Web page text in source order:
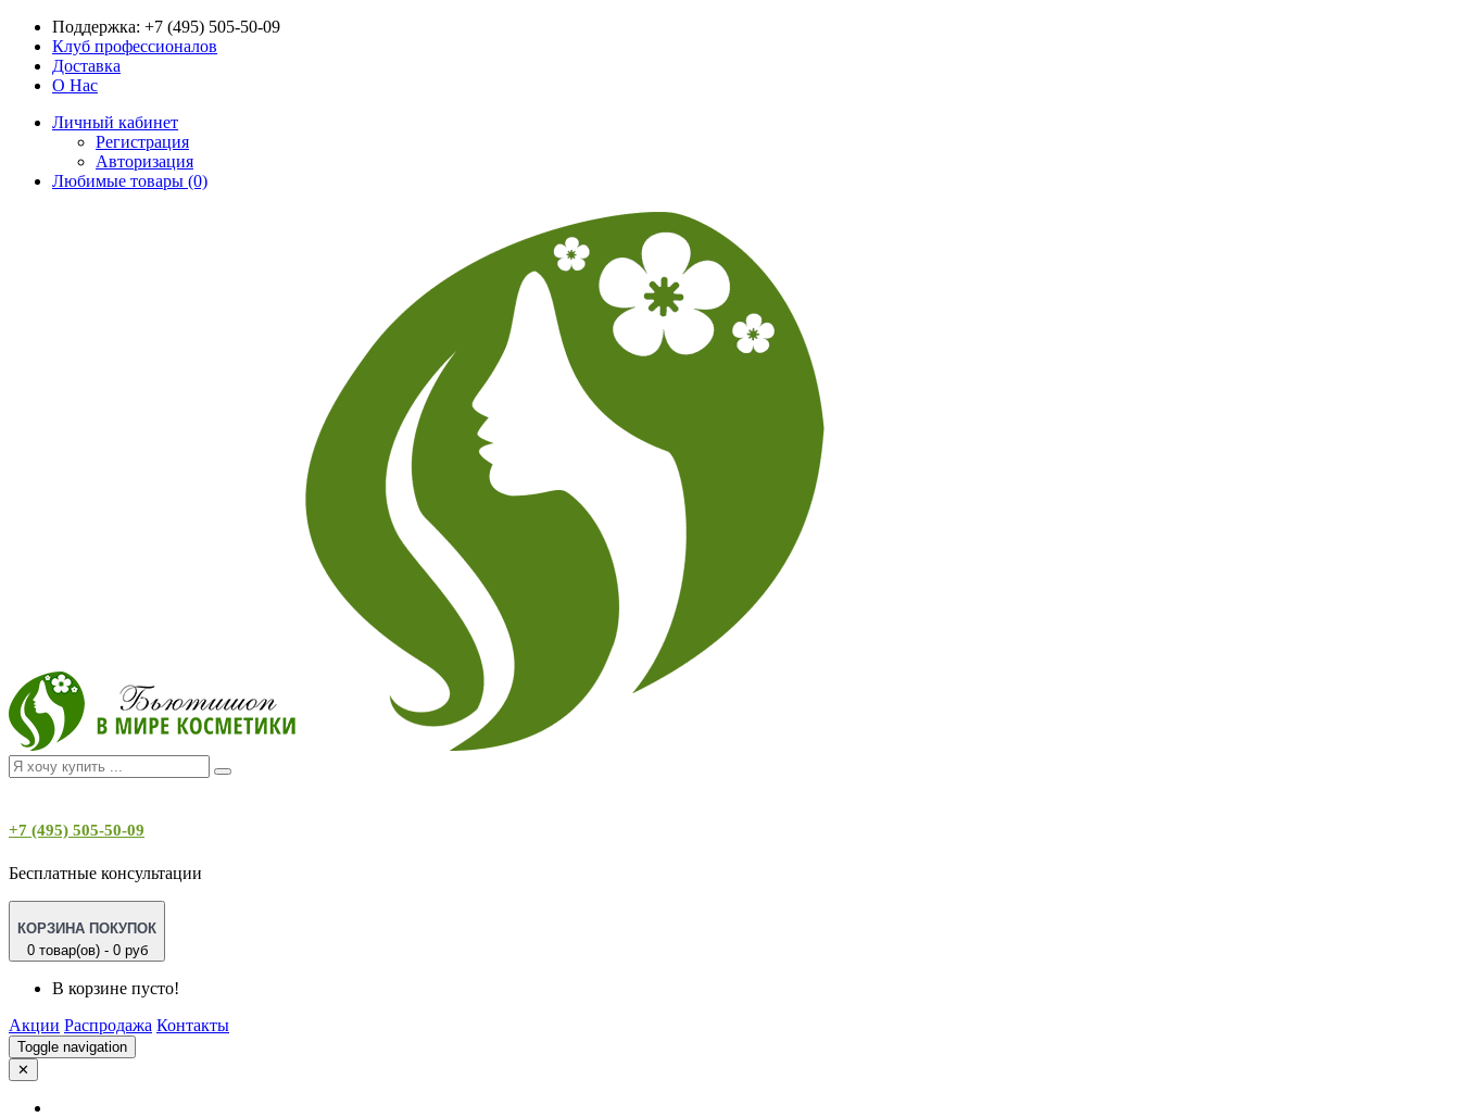
Поддержка: +7 (495) 505-50-09
Клуб профессионалов
Доставка
О Нас
Личный кабинет
Регистрация
Авторизация
Любимые товары (0)
+7 (495) 505-50-09
Бесплатные консультации
КОРЗИНА ПОКУПОК
0 товар(ов) - 0 руб
В корзине пусто!
Акции Распродажа Контакты
Toggle navigation
✕